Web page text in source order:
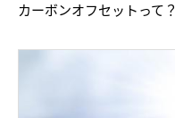
カーボンオフセットって？